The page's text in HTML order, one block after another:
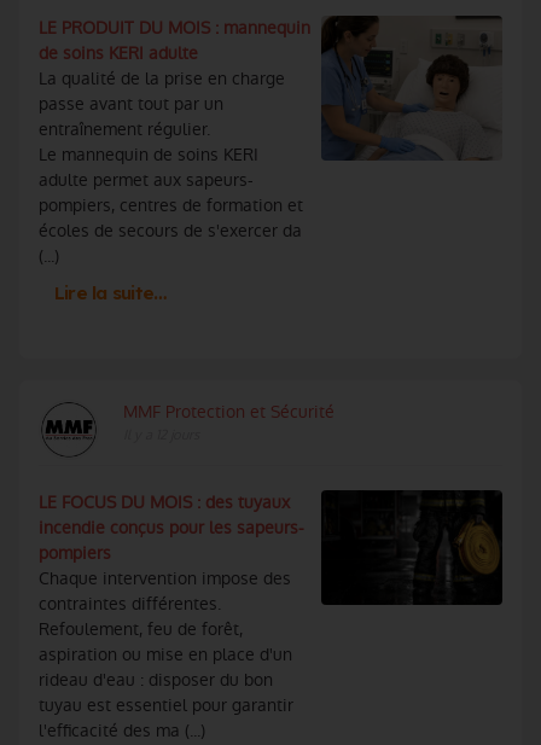
LE PRODUIT DU MOIS : mannequin
de soins KERI adulte
La qualité de la prise en charge
passe avant tout par un
entraînement régulier.
Le mannequin de soins KERI
adulte permet aux sapeurs-
pompiers, centres de formation et
écoles de secours de s'exercer da
(...)
Lire la suite…
MMF Protection et Sécurité
LE FOCUS DU MOIS : des tuyaux
incendie conçus pour les sapeurs-
pompiers
Chaque intervention impose des
contraintes différentes.
Refoulement, feu de forêt,
aspiration ou mise en place d'un
rideau d'eau : disposer du bon
tuyau est essentiel pour garantir
l'efficacité des ma (...)